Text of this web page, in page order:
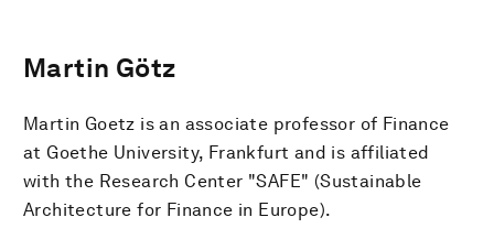
Martin Götz
Martin Goetz is an associate professor of Finance
at Goethe University, Frankfurt and is affiliated
with the Research Center "SAFE" (Sustainable
Architecture for Finance in Europe).